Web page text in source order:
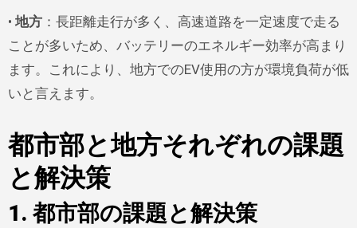
• 地方：長距離走行が多く、高速道路を一定速度で走る
ことが多いため、バッテリーのエネルギー効率が高まり
ます。これにより、地方でのEV使用の方が環境負荷が低
いと言えます。
都市部と地方それぞれの課題
と解決策
1. 都市部の課題と解決策